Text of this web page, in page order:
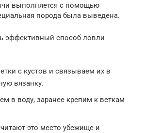
выполняется с помощью
порода была выведена.
эффективный способ ловли
с кустов и связываем их в
вязанку.
в воду, заранее крепим к веткам
это место убежище и